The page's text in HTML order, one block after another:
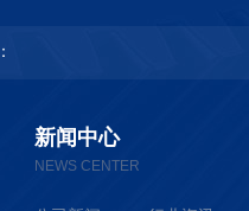
新闻中心
NEWS CENTER